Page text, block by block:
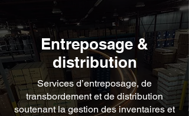
Entreposage &
distribution
Services d’entreposage, de
transbordement et de distribution
soutenant la gestion des inventaires et